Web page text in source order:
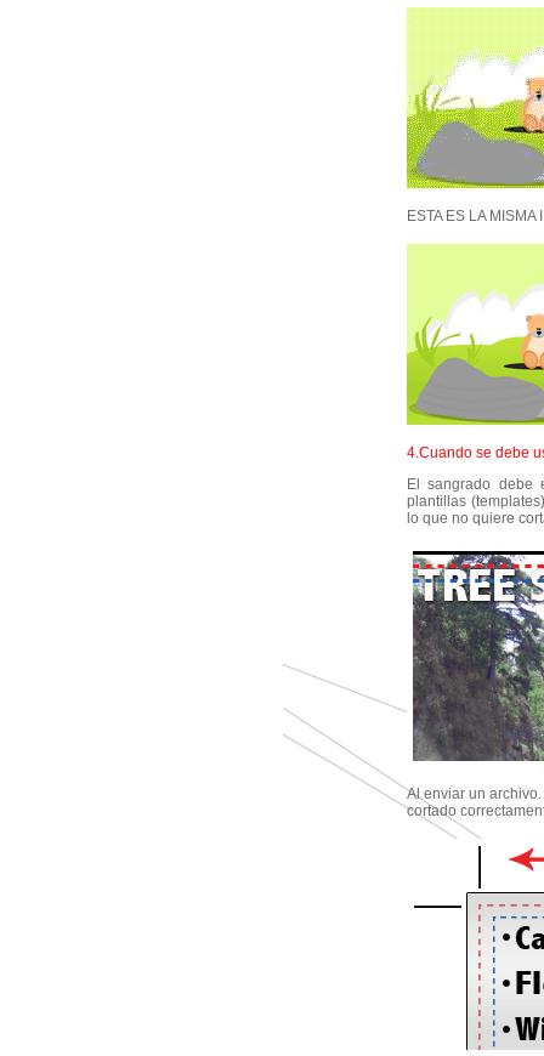
ESTA ES LA
4.Cuando se debe
El sangrado debe
plantillas
lo que no quiere
Al enviar un
cortado